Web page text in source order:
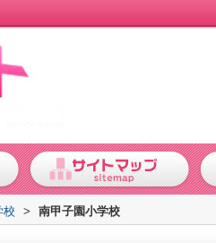
校 > 南甲子園小学校